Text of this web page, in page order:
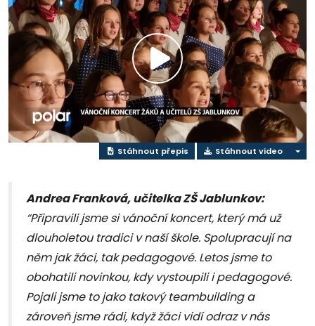
Přehrát
video
Stáhnout přepis Stáhnout video
Andrea Franková, učitelka ZŠ Jablunkov:
“Připravili jsme si vánoční koncert, který má už
dlouholetou tradici v naší škole. Spolupracují na
něm jak žáci, tak pedagogové. Letos jsme to
obohatili novinkou, kdy vystoupili i pedagogové.
Pojali jsme to jako takový teambuilding a
zároveň jsme rádi, když žáci vidí odraz v nás